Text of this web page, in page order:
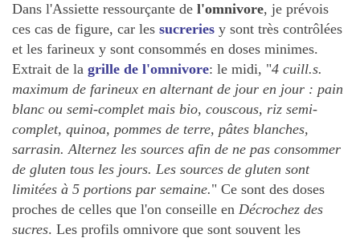
Dans l'Assiette ressourçante de l'omnivore, je prévois
ces cas de figure, car les sucreries y sont très contrôlées
et les farineux y sont consommés en doses minimes.
Extrait de la grille de l'omnivore: le midi, "4 cuill.s.
maximum de farineux en alternant de jour en jour : pain
blanc ou semi-complet mais bio, couscous, riz semi-
complet, quinoa, pommes de terre, pâtes blanches,
sarrasin. Alternez les sources afin de ne pas consommer
de gluten tous les jours. Les sources de gluten sont
limitées à 5 portions par semaine." Ce sont des doses
proches de celles que l'on conseille en Décrochez des
sucres. Les profils omnivore que sont souvent les